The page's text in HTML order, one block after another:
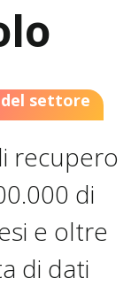
settore
recupero
di
e oltre
di dati